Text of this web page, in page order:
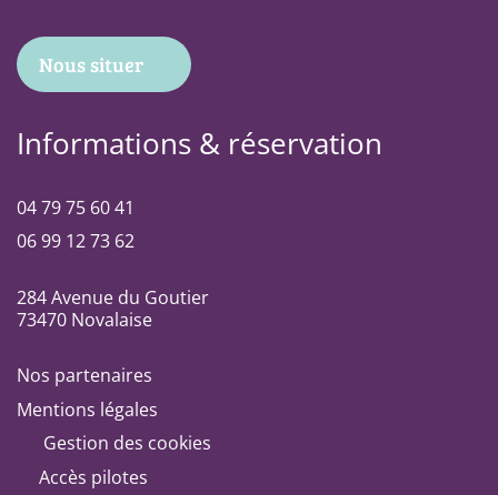
Nous situer
Informations & réservation
04 79 75 60 41
06 99 12 73 62
284 Avenue du Goutier
73470 Novalaise
Nos partenaires
Mentions légales
Gestion des cookies
Accès pilotes